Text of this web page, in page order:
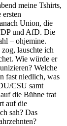
meine Tshirts,
Union, die
und AfD. Die
– ohjemine.
lauschte ich
Wie würde er
Welche
fast niedlich, was
CSU samt
die Bühne trat
auf die
sah? Das